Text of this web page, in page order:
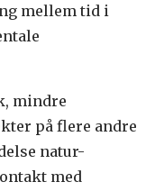
mellem tid i
mindre
på flere andre
natur-
med